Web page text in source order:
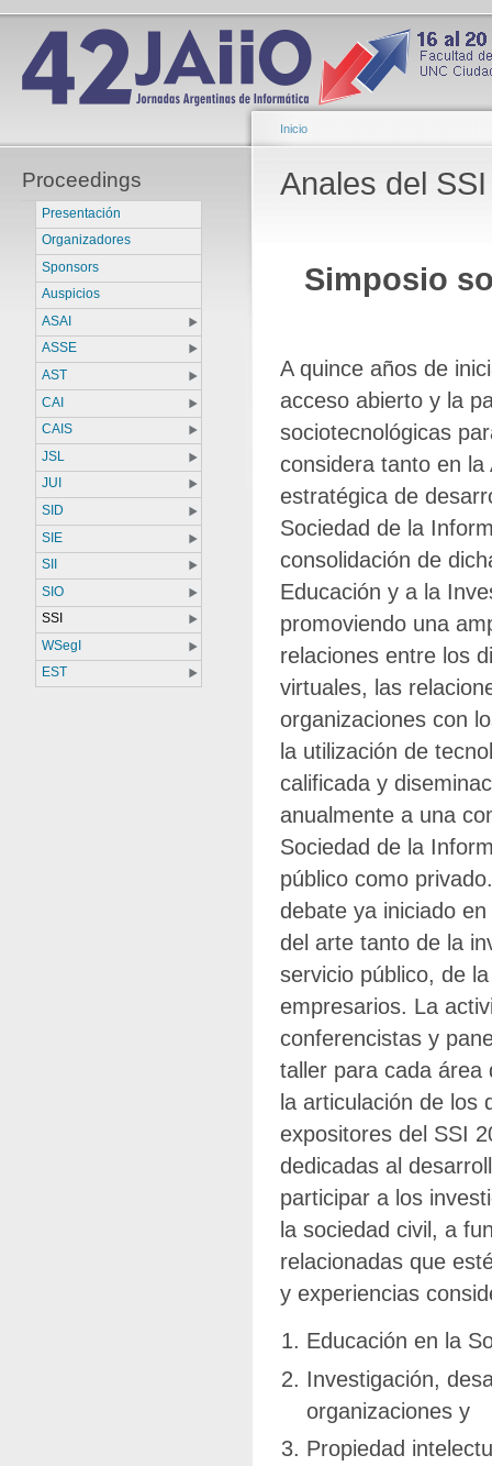
Proceedings
Presentación
Organizadores
Sponsors
Auspicios
ASAI
ASSE
AST
CAI
CAIS
JSL
JUI
SID
SIE
SII
SIO
SSI
WSegI
EST
Inicio
Anales del
Simposio
A quince años de
acceso abierto y la
sociotecnológicas
considera tanto en
estratégica de
Sociedad de la
consolidación de
Educación y a la
promoviendo una
relaciones entre los
virtuales, las
organizaciones con
la utilización de
calificada y
anualmente a una
Sociedad de la
público como
debate ya iniciado
del arte tanto de la
servicio público, de
empresarios. La
conferencistas y
taller para cada área
la articulación de los
expositores del SSI
dedicadas al
participar a los
la sociedad civil, a
relacionadas que
y experiencias
Educación en la
Investigación,
organizaciones y
Propiedad